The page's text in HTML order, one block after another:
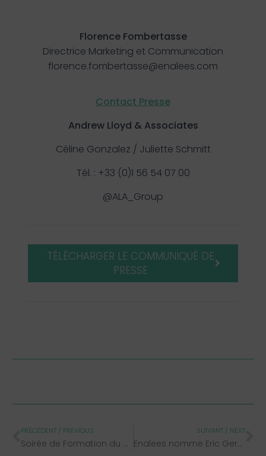
Florence Fombertasse
Directrice Marketing et Communication
florence.fombertasse@enalees.com
Contact Presse
Andrew Lloyd & Associates
Céline Gonzalez / Juliette Schmitt
Tél. : +33 (0)1 56 54 07 00
@ALA_Group
TÉLÉCHARGER LE COMMUNIQUÉ DE
PRESSE
PRÉCÉDENT / PREVIOUS
Soirée de Formation du 24 Novembre 2022 à Lésigny
SUIVANT / NEXT
Enalees nomme Eric Germain au poste de directeur général